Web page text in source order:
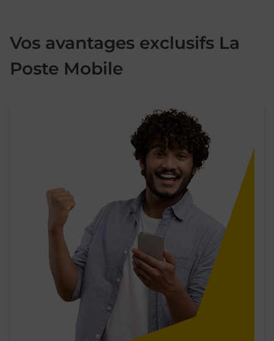
Vos avantages exclusifs La
Poste Mobile